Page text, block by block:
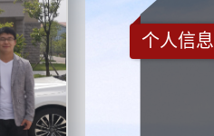
个人信息